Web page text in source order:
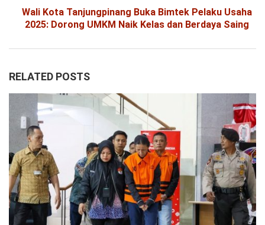
Wali Kota Tanjungpinang Buka Bimtek Pelaku Usaha
2025: Dorong UMKM Naik Kelas dan Berdaya Saing
RELATED POSTS